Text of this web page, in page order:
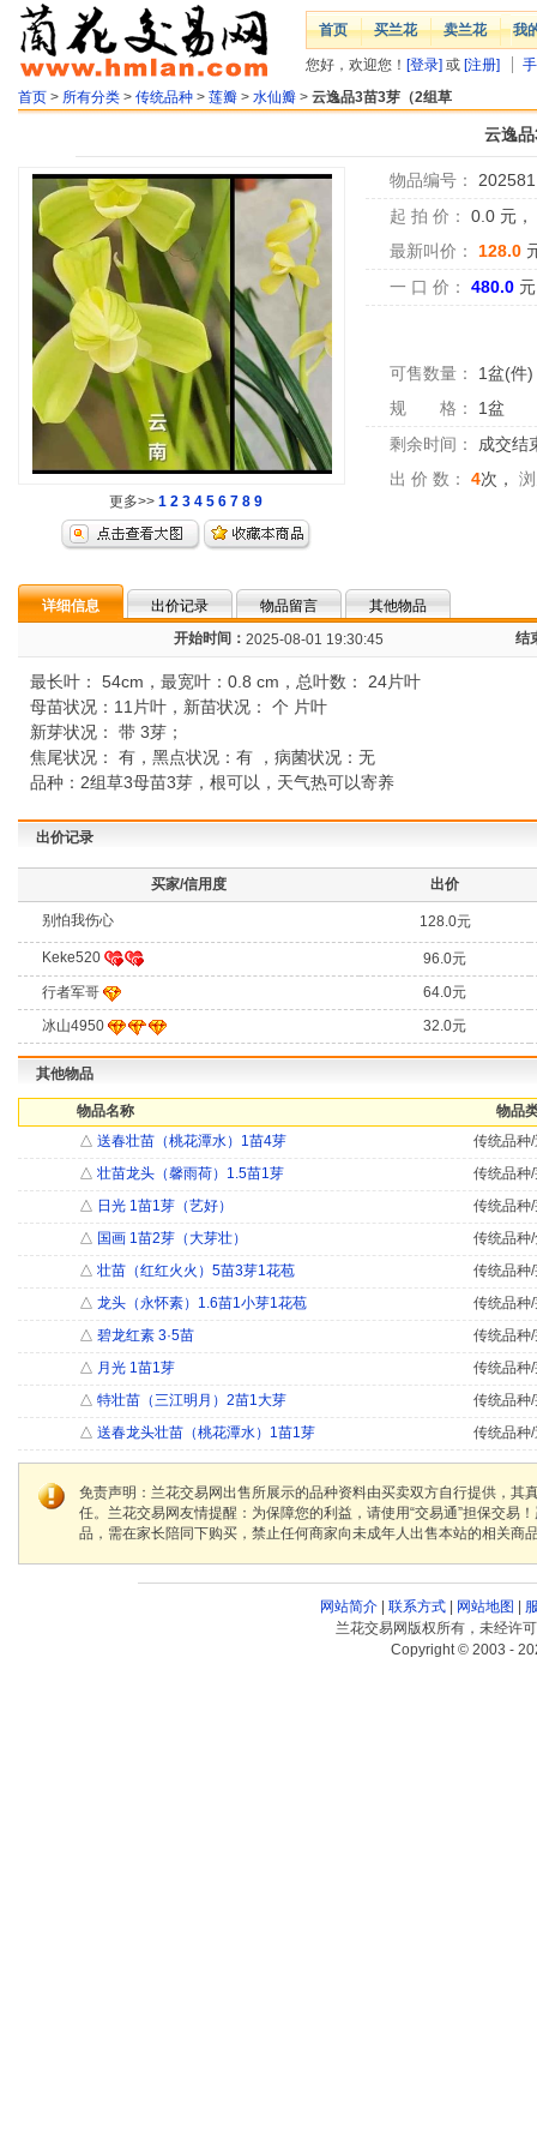
首页 买兰花 卖兰花 我
您好，欢迎您！ [登录] 或 [注册]
首页 > 所有分类 > 传统品种 > 莲瓣 > 水仙瓣 > 云逸品3苗3芽（2组草
云逸
更多>> 1 2 3 4 5 6 7 8 9
物品编号：
起 拍 价：
0.0 元，
最新叫价：
128.0
一 口 价：
480.0 元
可售数量： 1盆(件)
规 格：
1盆
剩余时间：
成交结
出 价 数：
4次，
详细信息 出价记录 物品留言
其他物品
开始时间： 2025-08-01 19:30:45 结
最长叶： 54cm，最宽叶：0.8 cm，总叶数： 24片叶
母苗状况：11片叶，新苗状况： 个 片叶
新芽状况： 带 3芽；
焦尾状况： 有，黑点状况：有 ，病菌状况：无
品种：2组草3母苗3芽，根可以，天气热可以寄养
出价记录
买家/信用度 出价
别怕我伤心 128.0元
Keke520
96.0元
行者军哥
64.0元
冰山4950
32.0元
其他物品
物品名称
物品
△ 送春壮苗（桃花潭水）1苗4芽
传统品种
△ 壮苗龙头（馨雨荷）1.5苗1芽
传统品种
△ 日光 1苗1芽（艺好）
传统品种
△ 国画 1苗2芽（大芽壮）
传统品种
△ 壮苗（红红火火）5苗3芽1花苞
传统品种
△ 龙头（永怀素）1.6苗1小芽1花苞
传统品种
△ 碧龙红素 3·5苗
传统品种
△ 月光 1苗1芽
传统品种
△ 特壮苗（三江明月）2苗1大芽
传统品种
△ 送春龙头壮苗（桃花潭水）1苗1芽 传统品种
免责声明：兰花交易网出售所展示的品种资料由买卖双方自行提供，
任。兰花交易网友情提醒：为保障您的利益，请使用“交易通”担保交
品，需在家长陪同下购买，禁止任何商家向未成年人出售本站的相关商
网站简介| 联系方式| 网站地图
兰花交易网版权所有，未经许
Copyright © 2003 -